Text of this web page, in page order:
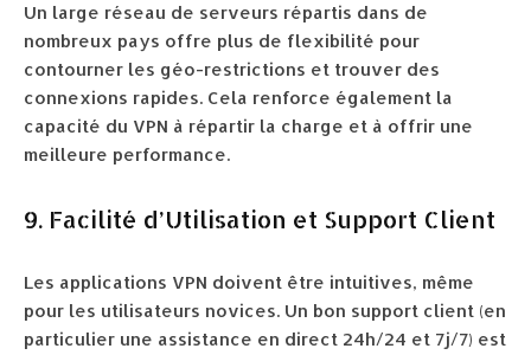
Un large réseau de serveurs répartis dans de
nombreux pays offre plus de flexibilité pour
contourner les géo-restrictions et trouver des
connexions rapides. Cela renforce également la
capacité du VPN à répartir la charge et à offrir une
meilleure performance.
9. Facilité d’Utilisation et Support Client
Les applications VPN doivent être intuitives, même
pour les utilisateurs novices. Un bon support client (en
particulier une assistance en direct 24h/24 et 7j/7) est